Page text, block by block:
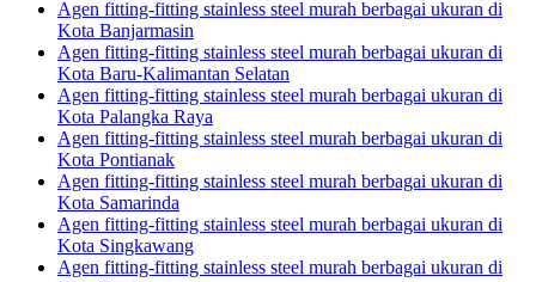
Agen fitting-fitting stainless steel murah berbagai ukuran di
Kota Banjarmasin
Agen fitting-fitting stainless steel murah berbagai ukuran di
Kota Baru-Kalimantan Selatan
Agen fitting-fitting stainless steel murah berbagai ukuran di
Kota Palangka Raya
Agen fitting-fitting stainless steel murah berbagai ukuran di
Kota Pontianak
Agen fitting-fitting stainless steel murah berbagai ukuran di
Kota Samarinda
Agen fitting-fitting stainless steel murah berbagai ukuran di
Kota Singkawang
Agen fitting-fitting stainless steel murah berbagai ukuran di